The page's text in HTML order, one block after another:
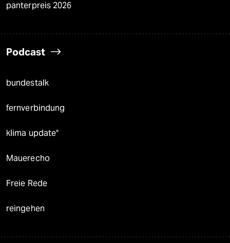
panterpreis 2026
Podcast
bundestalk
fernverbindung
klima update°
Mauerecho
Freie Rede
reingehen